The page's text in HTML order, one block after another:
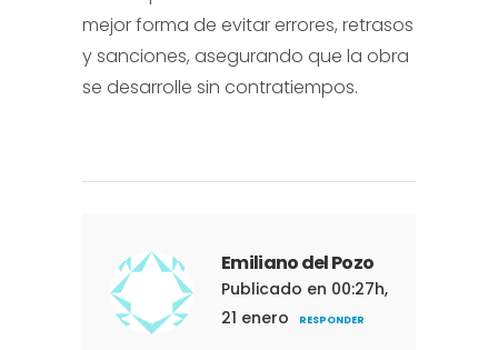
mejor forma de evitar errores, retrasos
y sanciones, asegurando que la obra
se desarrolle sin contratiempos.
Emiliano del Pozo
Publicado en 00:27h,
21 enero
RESPONDER